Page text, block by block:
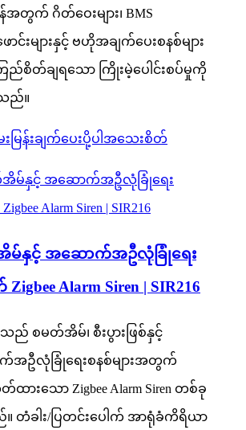
အတွက် ဂိတ်ဝေးများ၊ BMS
င်းများနှင့် ဗဟိုအချက်ပေးစနစ်များ
ည်စိတ်ချရသော ကြိုးမဲ့ပေါင်းစပ်မှုကို
သည်။
မြန်းချက်ပေးပို့ပါ အသေးစိတ်
မ်နှင့် အဆောက်အဦလုံခြုံရေး
Alarm Siren | SIR216
သည် စမတ်အိမ်၊ စီးပွားဖြစ်နှင့်
အဦလုံခြုံရေးစနစ်များအတွက်
ထားသော Zigbee Alarm Siren တစ်ခု
။ တံခါး/ပြတင်းပေါက် အာရုံခံကိရိယာ